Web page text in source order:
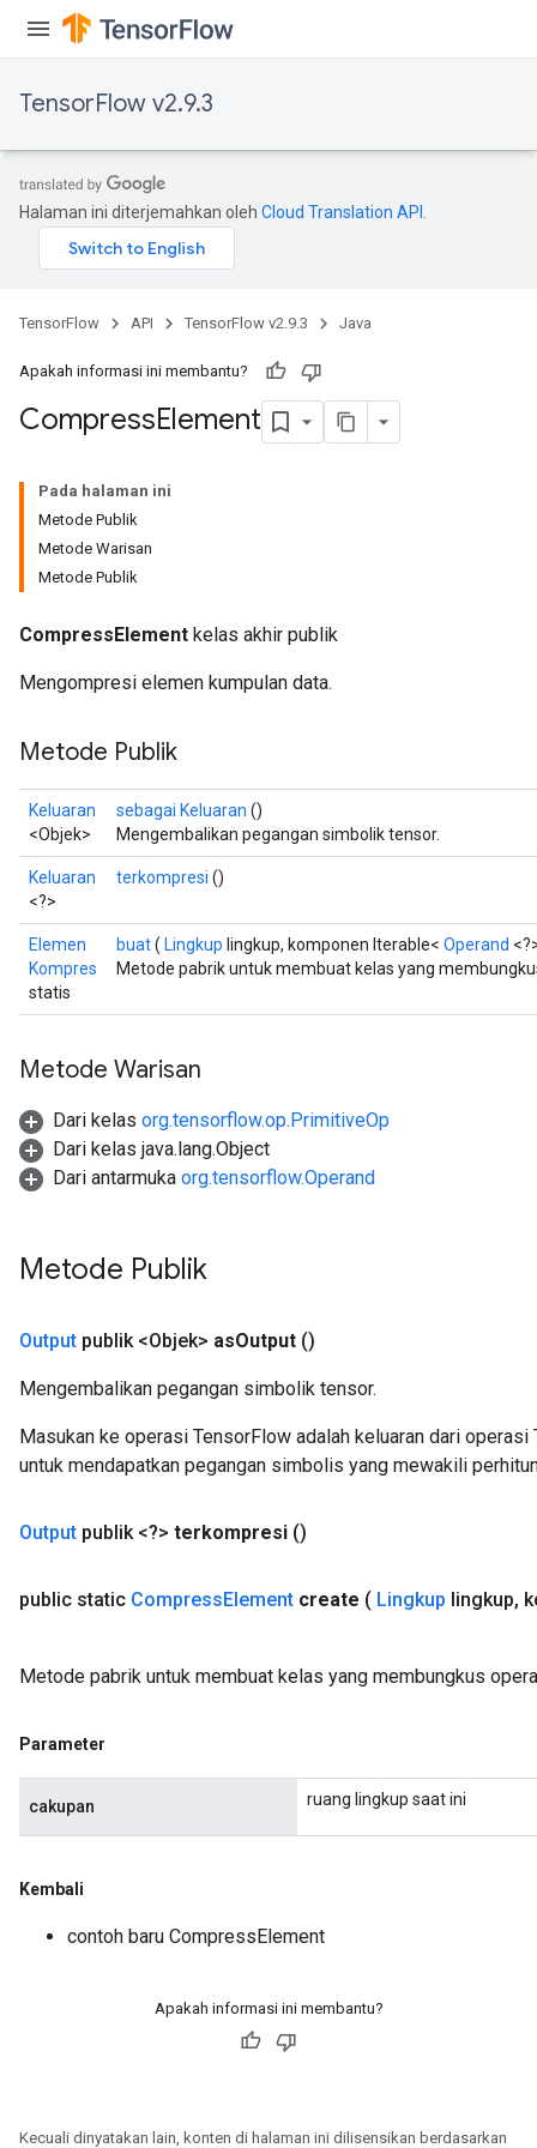
TensorFlow v2.9.3
Halaman ini diterjemahkan oleh Cloud Translation API
TensorFlow API TensorFlow v2.9.3 Java
Apakah informasi ini membantu?
CompressElement
Pada halaman ini
Metode Publik
Metode Warisan
Metode Publik
CompressElement kelas akhir publik
Mengompresi elemen kumpulan data.
Metode Publik
Keluaran
<Objek>
sebagai Keluaran ()
Mengembalikan pegangan simbolik tensor.
Keluaran
<?>
terkompresi ()
Elemen
Kompres
statis
buat( Lingkup lingkup, komponen Iterable< Operand
Metode pabrik untuk membuat kelas yang
Metode Warisan
Dari kelas org.tensorflow.op.PrimitiveOp
Dari kelas java.lang.Object
Dari antarmuka org.tensorflow.Operand
Metode Publik
Output publik <Objek> asOutput ()
Mengembalikan pegangan simbolik tensor.
Masukan ke operasi TensorFlow adalah keluaran dari
untuk mendapatkan pegangan simbolis yang mewakili
Output publik <?> terkompresi ()
public static CompressElement create ( Lingkup lingkup,
Metode pabrik untuk membuat kelas yang membungkus
Parameter
cakupan ruang lingkup saat ini
Kembali
contoh baru CompressElement
Apakah informasi ini membantu?
Kecuali dinyatakan lain, konten di halaman ini dilisensikan berdasarkan